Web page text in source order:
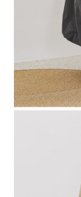
權轉讓予恩沛科技
２．關於個人資料
３．未成年的使用
「AFTEE先享後付
４．使用「AFTEE
時審查核予不同之
請求用戶進行身份
５．嚴禁一人註冊
恩沛科技股份有限